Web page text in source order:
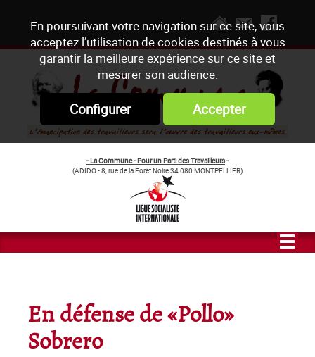
En poursuivant votre navigation sur ce site, vous
acceptez l’utilisation de cookies destinés à vous
garantir la meilleure expérience sur ce site et
mesurer son audience.
Configurer Accepter
- La Commune - Pour un Parti des Travailleurs-
(ADIDO - 8, rue de la Forêt Noire 34 080 MONTPELLIER)
En défense de «Pollo»
Sobrero